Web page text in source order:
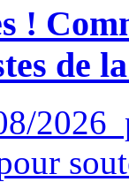
!
de
2026